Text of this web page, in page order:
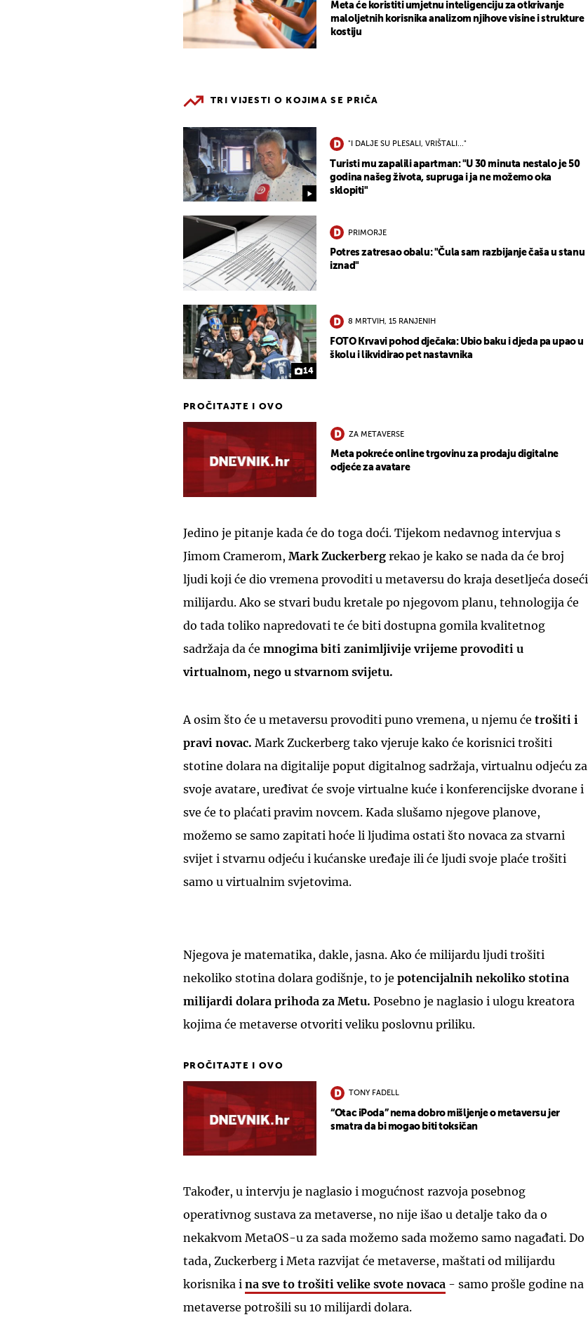
Meta će koristiti umjetnu inteligenciju za otkrivanje
maloljetnih korisnika analizom njihove visine i strukture
kostiju
TRI VIJESTI O KOJIMA SE PRIČA
"I DALJE SU PLESALI, VRIŠTALI..."
Turisti mu zapalili apartman: "U 30 minuta nestalo je 50
godina našeg života, supruga i ja ne možemo oka
sklopiti"
PRIMORJE
Potres zatresao obalu: "Čula sam razbijanje čaša u stanu
iznad"
14
8 MRTVIH, 15 RANJENIH
FOTO Krvavi pohod dječaka: Ubio baku i djeda pa upao u
školu i likvidirao pet nastavnika
PROČITAJTE I OVO
ZA METAVERSE
Meta pokreće online trgovinu za prodaju digitalne
odjeće za avatare
Jedino je pitanje kada će do toga doći. Tijekom nedavnog intervjua s
Jimom Cramerom, Mark Zuckerberg rekao je kako se nada da će broj
ljudi koji će dio vremena provoditi u metaversu do kraja desetljeća doseći
milijardu. Ako se stvari budu kretale po njegovom planu, tehnologija će
do tada toliko napredovati te će biti dostupna gomila kvalitetnog
sadržaja da će mnogima biti zanimljivije vrijeme provoditi u
virtualnom, nego u stvarnom svijetu.
A osim što će u metaversu provoditi puno vremena, u njemu će trošiti i
pravi novac. Mark Zuckerberg tako vjeruje kako će korisnici trošiti
stotine dolara na digitalije poput digitalnog sadržaja, virtualnu odjeću za
svoje avatare, uređivat će svoje virtualne kuće i konferencijske dvorane i
sve će to plaćati pravim novcem. Kada slušamo njegove planove,
možemo se samo zapitati hoće li ljudima ostati što novaca za stvarni
svijet i stvarnu odjeću i kućanske uređaje ili će ljudi svoje plaće trošiti
samo u virtualnim svjetovima.
Njegova je matematika, dakle, jasna. Ako će milijardu ljudi trošiti
nekoliko stotina dolara godišnje, to je potencijalnih nekoliko stotina
milijardi dolara prihoda za Metu. Posebno je naglasio i ulogu kreatora
kojima će metaverse otvoriti veliku poslovnu priliku.
PROČITAJTE I OVO
TONY FADELL
“Otac iPoda” nema dobro mišljenje o metaversu jer
smatra da bi mogao biti toksičan
Također, u intervju je naglasio i mogućnost razvoja posebnog
operativnog sustava za metaverse, no nije išao u detalje tako da o
nekakvom MetaOS-u za sada možemo sada možemo samo nagađati. Do
tada, Zuckerberg i Meta razvijat će metaverse, maštati od milijardu
korisnika i na sve to trošiti velike svote novaca - samo prošle godine na
metaverse potrošili su 10 milijardi dolara.